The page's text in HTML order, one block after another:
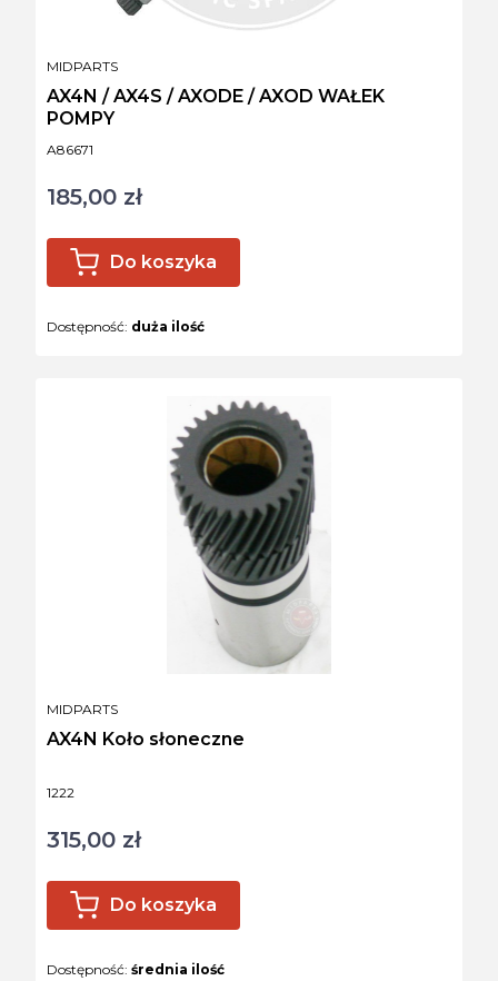
Kod produktu
A86671
AX4N / AX4S / AXODE / AXOD WAŁEK
POMPY
PRODUCENT
MIDPARTS
Cena
185,00 zł
Do koszyka
Dostępność: duża ilość
Kod produktu
1222
AX4N Koło słoneczne
PRODUCENT
MIDPARTS
Cena
315,00 zł
Do koszyka
Dostępność: średnia ilość